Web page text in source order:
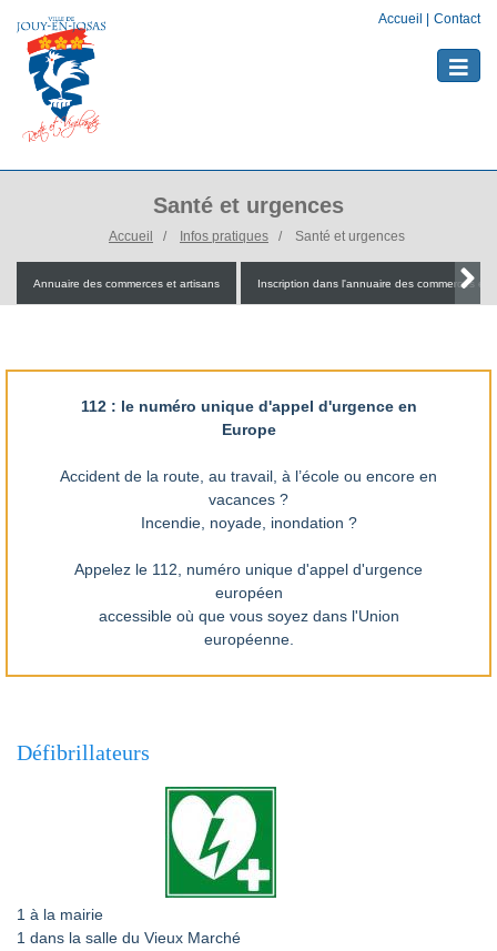
Accueil Contact
Toggle
Santé et urgences
Accueil Infos pratiques Santé et urgences
Annuaire des commerces et artisans Inscription dans l'annuaire des commerces et
112 : le numéro unique d'appel d'urgence en
Europe
Accident de la route, au travail, à l’école ou encore en
vacances ?
Incendie, noyade, inondation ?
Appelez le 112, numéro unique d'appel d'urgence
européen
accessible où que vous soyez dans l'Union
européenne.
Défibrillateurs
1 à la mairie
1 dans la salle du Vieux Marché